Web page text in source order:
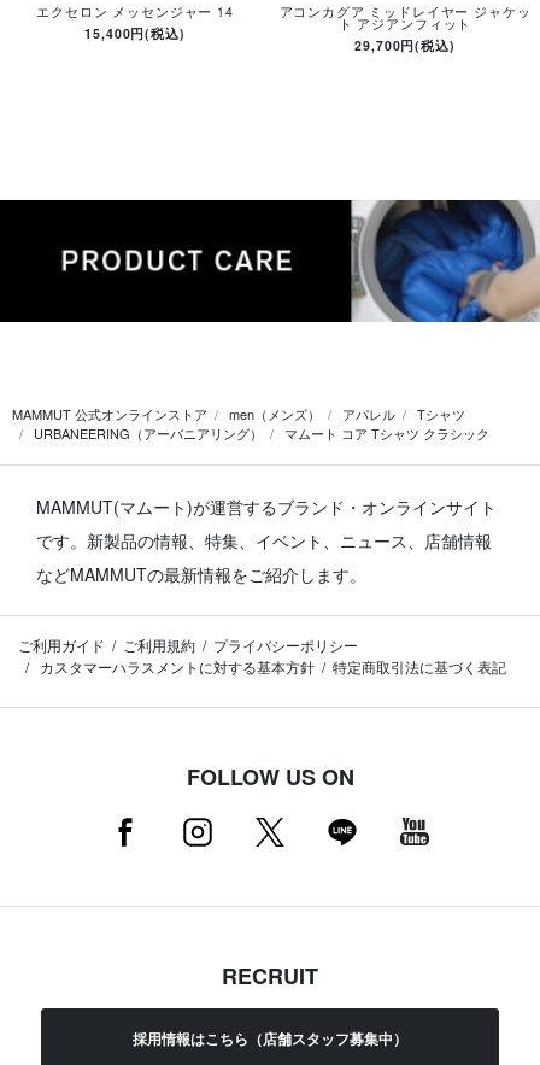
エクセロン メッセンジャー 14
15,400円(税込)
アコンカグア ミッドレイヤー ジャケッ
ト アジアンフィット
29,700円(税込)
MAMMUT 公式オンラインストア men（メンズ） アパレル
Tシャツ
URBANEERING（アーバニアリング）
マムート コア Tシャツ クラシック
MAMMUT(マムート)が運営するブランド・オンラインサイト
です。 新製品の情報、特集、イベント、ニュース、店舗情報
などMAMMUTの最新情報をご紹介します。
ご利用ガイド ご利用規約
プライバシーポリシー
カスタマーハラスメントに対する基本方針
特定商取引法に基づく表記
FOLLOW US ON
RECRUIT
採用情報はこちら（店舗スタッフ募集中）